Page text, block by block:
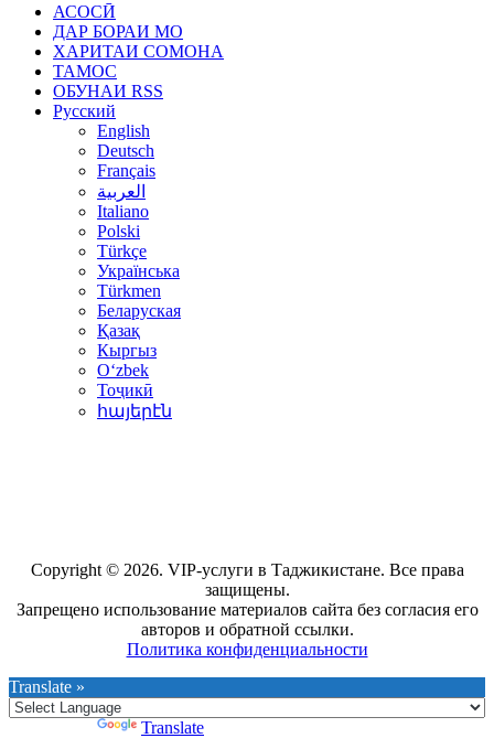
АСОСӢ
ДАР БОРАИ МО
ХАРИТАИ СОМОНА
ТАМОС
ОБУНАИ RSS
Русский
English
Deutsch
Français
العربية
Italiano
Polski
Türkçe
Українська
Türkmen
Беларуская
Қазақ
Кыргыз
Oʻzbek
Тоҷикӣ
հայերէն
Copyright © 2026. VIP-услуги в Таджикистане. Все права
защищены.
Запрещено использование материалов сайта без согласия его
авторов и обратной ссылки.
Политика конфиденциальности
Translate »
Translate